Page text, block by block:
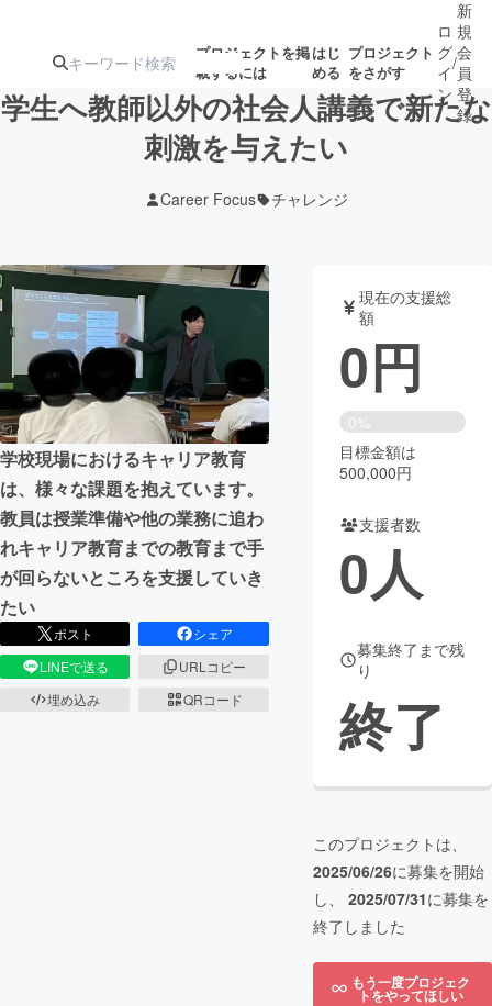
プロジェクトを掲
載するには
はじ
める
プロジェクト
をさがす
ジェクト
ロジェクト
アート・写真 音楽
テクノロジー・ガジェット ゲーム・サ
映像・映画 書籍・雑誌
ビジネス・起業 チャレンジ
まちづくり・地域活性化
CAMPFIRE Creation
CAMPFIREふるさと納税
ロ
グ
イ
ン
/
新
規
会
員
登
録
学生へ教師以外の社会人講義で新たな
刺激を与えたい
Career Focus チャレンジ
学校現場におけるキャリア教育
は、様々な課題を抱えています。
教員は授業準備や他の業務に追わ
れキャリア教育までの教育まで手
が回らないところを支援していき
たい
ポスト
シェア
LINEで送る
URLコピー
埋め込み
QRコード
現在の支援総
額
0円
0%
目標金額は
500,000円
支援者数
0人
募集終了まで残
り
終了
このプロジェクトは、
2025/06/26に募集を開始
し、 2025/07/31に募集を
終了しました
もう一度プロジェク
トをやってほしい